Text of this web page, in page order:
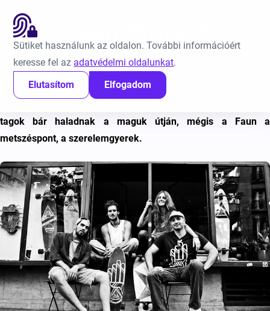
Sütiket használunk az oldalon. További információért
keresse fel az adatvédelmi oldalunkat.
Elutasítom
Elfogadom
Ugrás a tartalomra
Közzétéve:
2014. december 10.
Kezdőlap
Híreink
Faun Project
tagok bár haladnak a maguk útján, mégis a Faun a
metszéspont, a szerelemgyerek.